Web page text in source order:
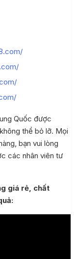
Quốc được
thể bỏ lỡ. Mọi
bạn vui lòng
các nhân viên tư
giá rẻ, chất